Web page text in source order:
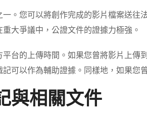
。您可以將創作完成的影片檔案送
大爭議中，公證文件的證據力極強。
台的上傳時間。如果您曾將影片上
可以作為輔助證據。同樣地，如果
與相關文件